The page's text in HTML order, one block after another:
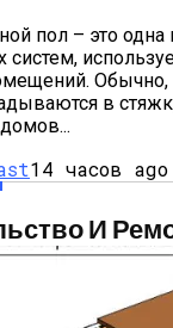
пол – это одна
систем,
в
14 часов ago
И